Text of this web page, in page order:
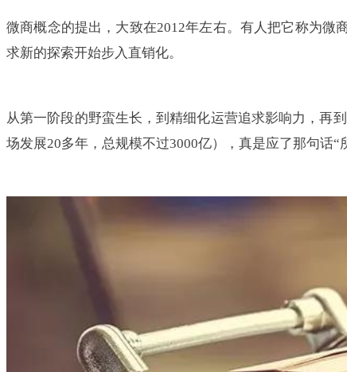
微商概念的提出，大致在2012年左右。有人把它称为微
求新的探索开始步入直销化。
从第一阶段的野蛮生长，到精细化运营追求影响力，再
场发展20多年，总规模不过3000亿），真是应了那句话“